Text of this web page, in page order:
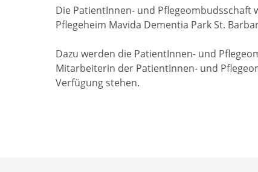
Die PatientInnen- und Pflegeombudsschaft
Pflegeheim Mavida Dementia Park St.
Dazu werden die PatientInnen- und
Mitarbeiterin der PatientInnen- und
Verfügung stehen.